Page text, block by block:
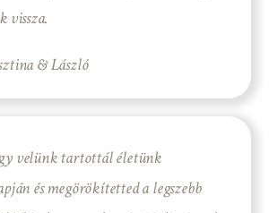
vissza.
& László
velünk tartottál életünk
és megörökítetted a legszebb